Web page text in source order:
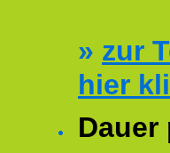
» zur
hier
Dauer